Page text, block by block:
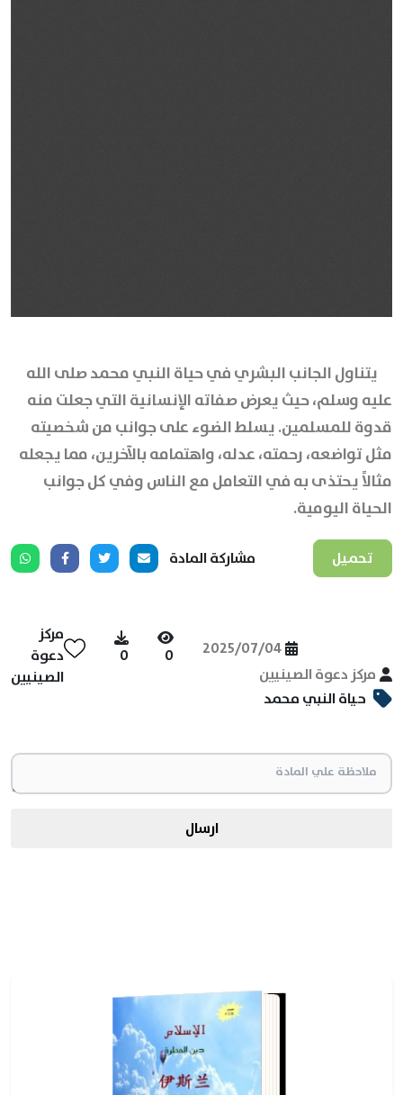
يتناول الجانب البشري في حياة النبي محمد صلى الله
عليه وسلم، حيث يعرض صفاته الإنسانية التي جعلت منه
قدوة للمسلمين. يسلط الضوء على جوانب من شخصيته
مثل تواضعه، رحمته، عدله، واهتمامه بالآخرين، مما يجعله
مثالاً يحتذى به في التعامل مع الناس وفي كل جوانب
الحياة اليومية.
تحميل مشاركة المادة
مركز دعوة الصينيين
2025/07/04
0
0
مركز
دعوة
الصينيين
حياة النبي محمد
ارسال